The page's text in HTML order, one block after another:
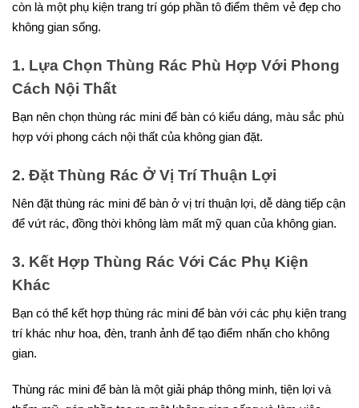
còn là một phụ kiện trang trí góp phần tô điểm thêm vẻ đẹp cho
không gian sống.
1. Lựa Chọn Thùng Rác Phù Hợp Với Phong
Cách Nội Thất
Bạn nên chọn thùng rác mini để bàn có kiểu dáng, màu sắc phù
hợp với phong cách nội thất của không gian đặt.
2. Đặt Thùng Rác Ở Vị Trí Thuận Lợi
Nên đặt thùng rác mini để bàn ở vị trí thuận lợi, dễ dàng tiếp cận
để vứt rác, đồng thời không làm mất mỹ quan của không gian.
3. Kết Hợp Thùng Rác Với Các Phụ Kiện
Khác
Bạn có thể kết hợp thùng rác mini để bàn với các phụ kiện trang
trí khác như hoa, đèn, tranh ảnh để tạo điểm nhấn cho không
gian.
Thùng rác mini để bàn là một giải pháp thông minh, tiện lợi và